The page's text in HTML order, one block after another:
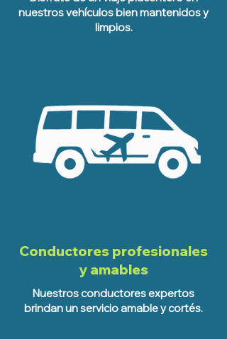
nuestros vehículos bien mantenidos y
limpios.
Conductores profesionales
y amables
Nuestros conductores expertos
brindan un servicio amable y cortés.